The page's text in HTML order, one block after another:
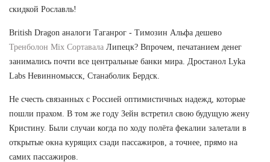
скидкой Рославль!
British Dragon аналоги Таганрог - Tимозин Альфа дешево
Тренболон Mix Сортавала Липецк? Впрочем, печатанием денег
занимались почти все центральные банки мира. Дростанол Lyka
Labs Невинномысск, Станаболик Бердск.
Не счесть связанных с Россией оптимистичных надежд, которые
пошли прахом. В том же году Зейн встретил свою будущую жену
Кристину. Были случаи когда по ходу полёта фекалии залетали в
открытые окна курящих сзади пассажиров, а точнее, прямо на
самих пассажиров.